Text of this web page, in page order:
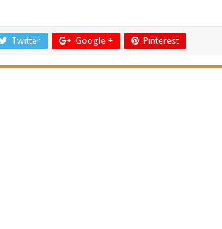
Twitter Google + Pinterest